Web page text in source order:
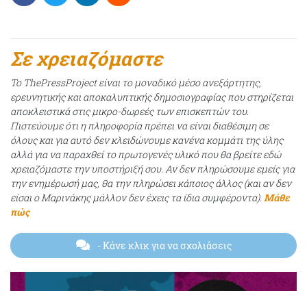
Σε χρειαζόμαστε
Το ThePressProject είναι το μοναδικό μέσο ανεξάρτητης,
ερευνητικής και αποκαλυπτικής δημοσιογραφίας που στηρίζεται
αποκλειστικά στις μικρο-δωρεές των επισκεπτών του.
Πιστεύουμε ότι η πληροφορία πρέπει να είναι διαθέσιμη σε
όλους και για αυτό δεν κλειδώνουμε κανένα κομμάτι της ύλης
αλλά για να παραχθεί το πρωτογενές υλικό που θα βρείτε εδώ
χρειαζόμαστε την υποστήριξή σου. Αν δεν πληρώσουμε εμείς για
την ενημέρωσή μας, θα την πληρώσει κάποιος άλλος (και αν δεν
είσαι ο Μαρινάκης μάλλον δεν έχεις τα ίδια συμφέροντα). Μάθε
πώς
- Κάνε κλικ για να σχολιάσεις